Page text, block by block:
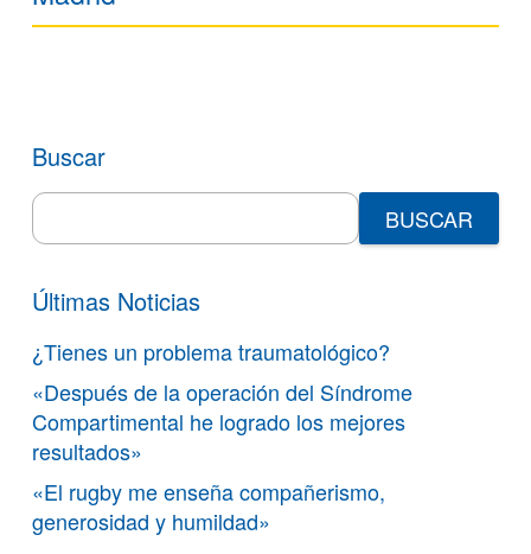
Buscar
Search
for:
Últimas Noticias
¿Tienes un problema traumatológico?
«Después de la operación del Síndrome
Compartimental he logrado los mejores
resultados»
«El rugby me enseña compañerismo,
generosidad y humildad»